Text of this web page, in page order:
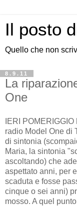
Il posto
Quello che non
8.9.11
La
One
IERI
radio Model One di
di sintonia
Maria, la sintonia
ascoltando) che
aspettato anni, per
scaduta e fosse
cinque o sei anni)
mosso. A quel